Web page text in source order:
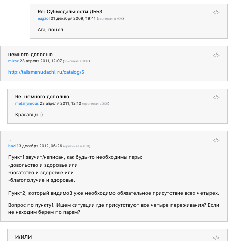
</>
Re: Субмодальности ДББЗ
eugzol 01 декабря 2009, 19:41 (оригинал в ЖЖ)
Ага, понял.
</>
немного дополню
mixsx 23 апреля 2011, 12:07 (оригинал в ЖЖ)
http://talismanudachi.ru/catalog/5
</>
Re: немного дополню
metanymous 23 апреля 2011, 12:10 (оригинал в ЖЖ)
Красавцы :)
</>
...
bavi 13 декабря 2012, 06:26 (оригинал в ЖЖ)
Пункт1 звучит/написан, как будь-то необходимы пары:
-довольство и здоровье или
-богатство и здоровье или
-благополучие и здоровье.
Пункт2, который видимо3 уже необходимо обязательное присутствие всех четырех.
Вопрос по пункту1. Ищем ситуации где присутствуют все четыре переживания? Если
не находим берем по парам?
</>
И/ИЛИ